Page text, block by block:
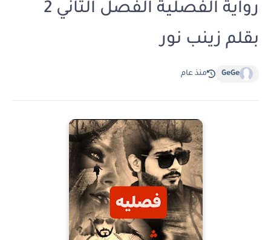
رواية الفصلية الفصل الثاني 2
بقلم زينب نور
GeGe منذ عام